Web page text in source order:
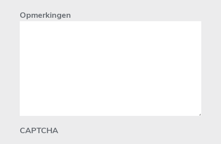
Opmerkingen
CAPTCHA